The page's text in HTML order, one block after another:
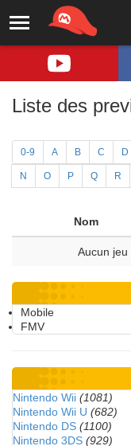
Liste des
0-9 A B C D
N O P Q R
Nom
Aucun jeu
Mobile
FMV
Nintendo Wii (1081)
Nintendo Wii U (682)
Nintendo DS (1100)
Nintendo 3DS (929)